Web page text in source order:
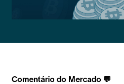
Comentário do Mercado 💬